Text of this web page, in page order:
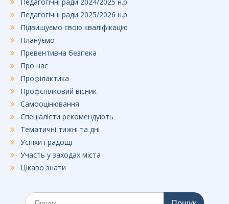
Педагогічні ради 2025/2026 н.р.
Підвищуємо свою кваліфікацію
Плануємо
Превентивна безпека
Про нас
Профілактика
Профспілковий вісник
Самооцінювання
Спеціалісти рекомендують
Тематичні тижні та дні
Успіхи і радощі
Участь у заходах міста
Цікаво знати
Шукати: